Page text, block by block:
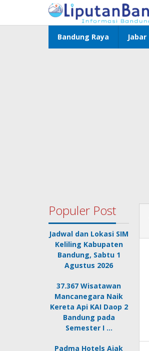
konten
Bandung Raya Jabar
Populer Post
Jadwal dan Lokasi SIM
Keliling Kabupaten
Bandung, Sabtu 1
Agustus 2026
37.367 Wisatawan
Mancanegara Naik
Kereta Api KAI Daop 2
Bandung pada
Semester I …
Padma Hotels Ajak